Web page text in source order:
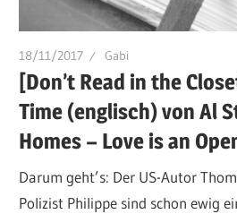
18/11/2017 Gabi
[Don’t Read in the
Time (englisch) von Al
Homes – Love is an
Darum geht’s: Der US-Autor
Polizist Philippe sind schon ewig